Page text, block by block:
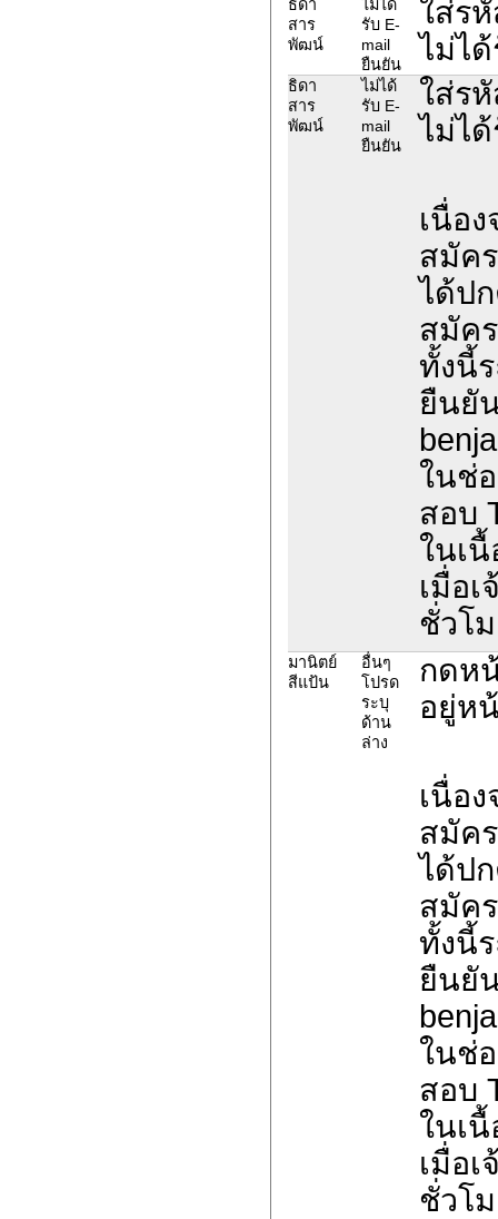
ธิดา
สาร
พัฒน์
ไม่ได้
รับ E-
mail
ยืนยัน
ใส่ร
ไม่ไ
ธิดา
สาร
พัฒน์
ไม่ได้
รับ E-
mail
ยืนยัน
ใส่ร
ไม่ไ
เนื่อ
สมัค
ได้ป
สมัค
ทั้งนี้
ยืนยั
ในช่
สอบ
ในเ
เมื่อ
ชั่วโ
มานิตย์
สีแป้น
อื่นๆ
โปรด
ระบุ
ด้าน
ล่าง
กดห
อยู่ห
เนื่อ
สมัค
ได้ป
สมัค
ทั้งนี้
ยืนยั
ในช่
สอบ
ในเ
เมื่อ
ชั่วโ